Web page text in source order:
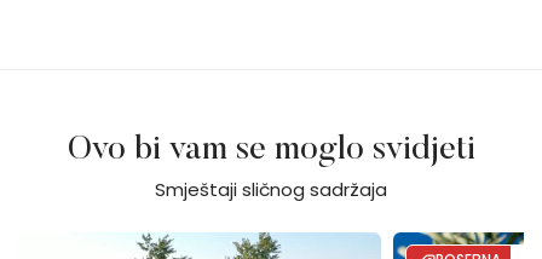
Ovo bi vam se moglo svidjeti
Smještaji sličnog sadržaja
Villa Calvia Crispinilla Villa Moon -